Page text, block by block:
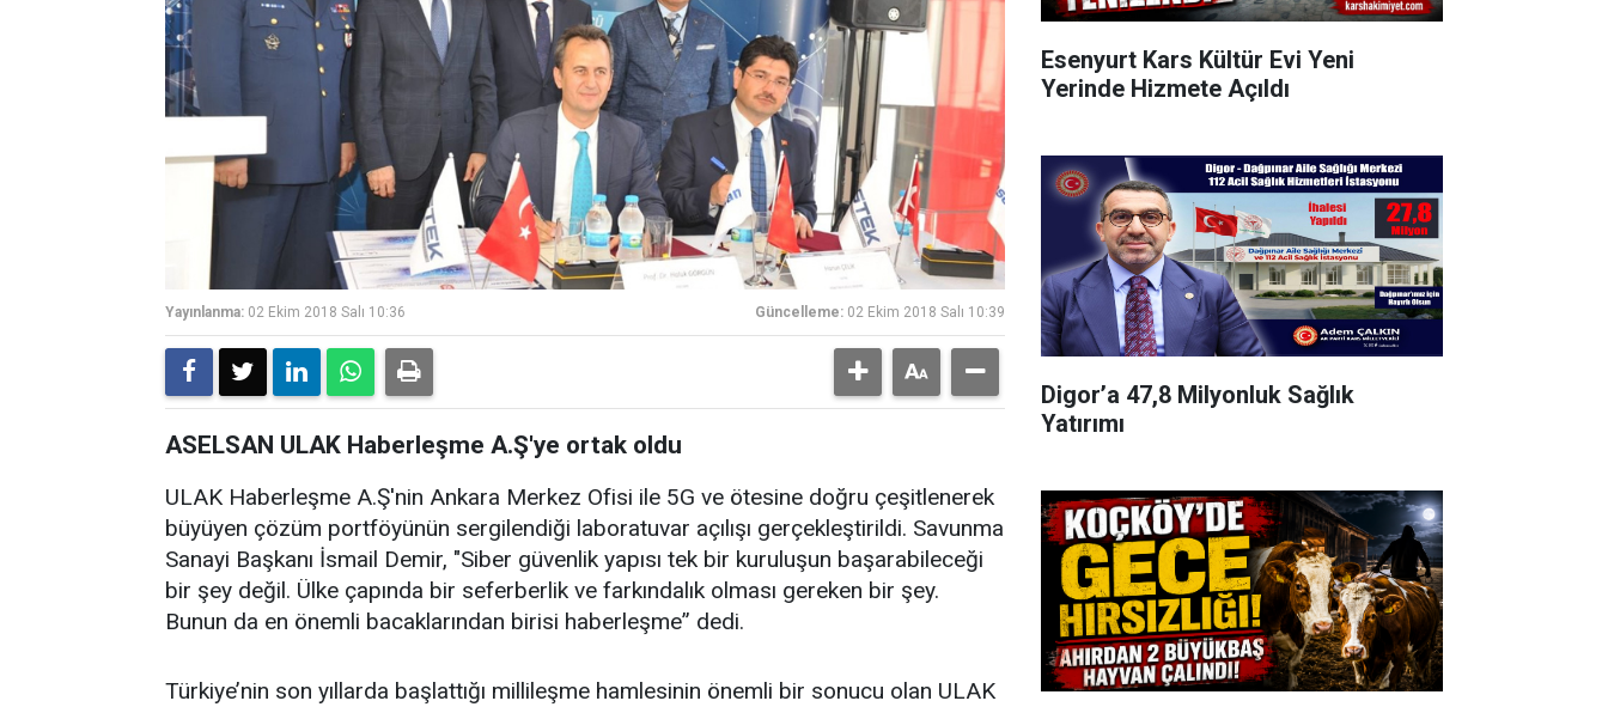
Yayınlanma: 02 Ekim 2018 Salı 10:36 Güncelleme: 02 Ekim 2018 Salı 10:39
ASELSAN ULAK Haberleşme A.Ş'ye ortak oldu
ULAK Haberleşme A.Ş'nin Ankara Merkez Ofisi ile 5G ve ötesine doğru çeşitlenerek
büyüyen çözüm portföyünün sergilendiği laboratuvar açılışı gerçekleştirildi. Savunma
Sanayi Başkanı İsmail Demir, "Siber güvenlik yapısı tek bir kuruluşun başarabileceği
bir şey değil. Ülke çapında bir seferberlik ve farkındalık olması gereken bir şey.
Bunun da en önemli bacaklarından birisi haberleşme” dedi.
Türkiye’nin son yıllarda başlattığı millileşme hamlesinin önemli bir sonucu olan ULAK
Esenyurt Kars Kültür Evi Yeni
Yerinde Hizmete Açıldı
Digor’a 47,8 Milyonluk Sağlık
Yatırımı